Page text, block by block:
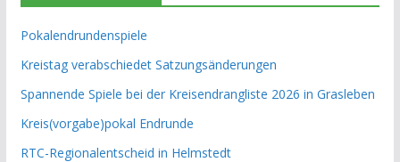
Pokalendrundenspiele
Kreistag verabschiedet Satzungsänderungen
Spannende Spiele bei der Kreisendrangliste 2026 in Grasleben
Kreis(vorgabe)pokal Endrunde
RTC-Regionalentscheid in Helmstedt